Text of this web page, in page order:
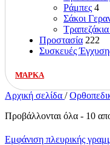
Ράμπες 4
Σάκοι
Προστασία 222
Συσκευές
ΜΑΡΚΑ
Αρχική σελίδα /
Προβάλλονται όλα - 10
Εμφάνιση πλευρικής